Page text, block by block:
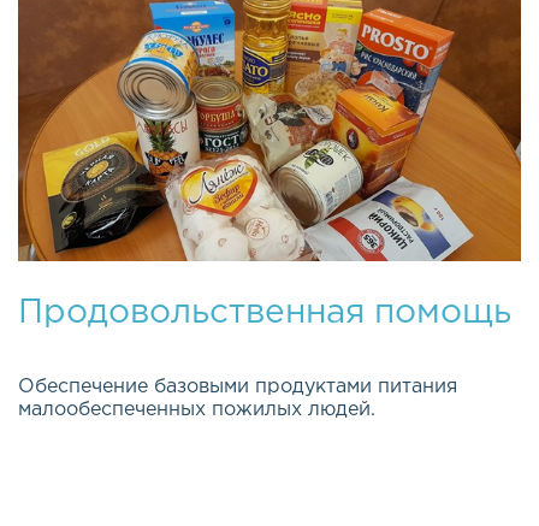
Продовольственная помощь
Обеспечение базовыми продуктами питания
малообеспеченных пожилых людей.